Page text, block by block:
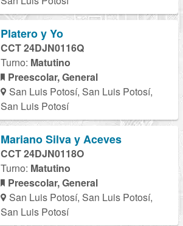
Platero y Yo
CCT 24DJN0116Q
Turno: Matutino
Preescolar, General
San Luis Potosí, San Luis Potosí,
San Luis Potosí
Mariano Silva y Aceves
CCT 24DJN0118O
Turno: Matutino
Preescolar, General
San Luis Potosí, San Luis Potosí,
San Luis Potosí